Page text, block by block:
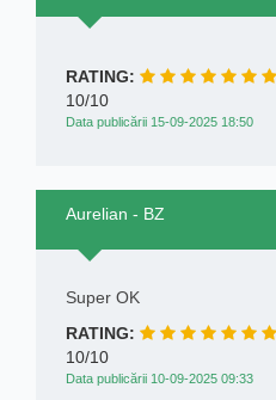
RATING:
10/10
Data publicării 15-09-2025 18:50
Aurelian - BZ
Super OK
RATING:
10/10
Data publicării 10-09-2025 09:33